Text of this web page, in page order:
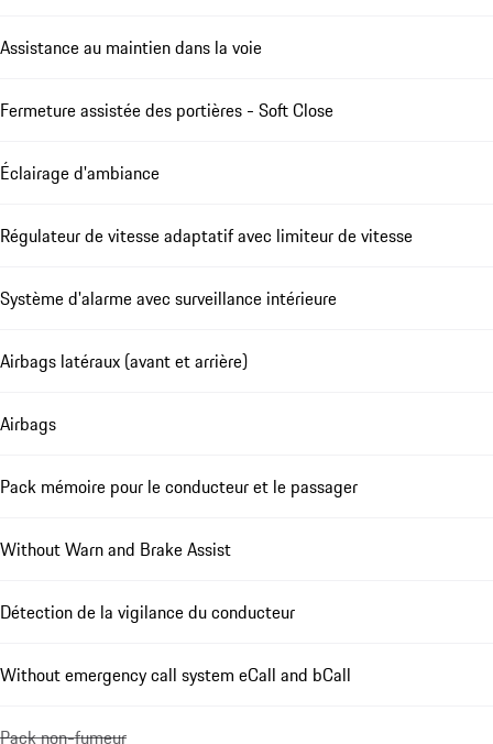
Assistance au maintien dans la voie
Fermeture assistée des portières - Soft Close
Éclairage d'ambiance
Régulateur de vitesse adaptatif avec limiteur de vitesse
Système d'alarme avec surveillance intérieure
Airbags latéraux (avant et arrière)
Airbags
Pack mémoire pour le conducteur et le passager
Without Warn and Brake Assist
Détection de la vigilance du conducteur
Without emergency call system eCall and bCall
Pack non-fumeur